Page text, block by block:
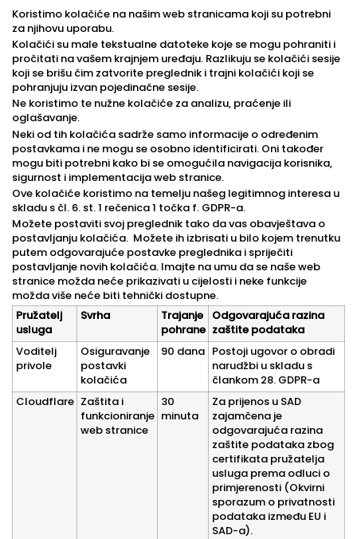
Koristimo kolačiće na našim web stranicama koji su potrebni
za njihovu uporabu.
Kolačići su male tekstualne datoteke koje se mogu pohraniti i
pročitati na vašem krajnjem uređaju. Razlikuju se kolačići sesije
koji se brišu čim zatvorite preglednik i trajni kolačići koji se
pohranjuju izvan pojedinačne sesije.
Ne koristimo te nužne kolačiće za analizu, praćenje ili
oglašavanje.
Neki od tih kolačića sadrže samo informacije o određenim
postavkama i ne mogu se osobno identificirati. Oni također
mogu biti potrebni kako bi se omogućila navigacija korisnika,
sigurnost i implementacija web stranice.
Ove kolačiće koristimo na temelju našeg legitimnog interesa u
skladu s čl. 6. st. 1 rečenica 1 točka f. GDPR-a.
Možete postaviti svoj preglednik tako da vas obavještava o
postavljanju kolačića. Možete ih izbrisati u bilo kojem trenutku
putem odgovarajuće postavke preglednika i spriječiti
postavljanje novih kolačića. Imajte na umu da se naše web
stranice možda neće prikazivati u cijelosti i neke funkcije
možda više neće biti tehnički dostupne.
Pružatelj
usluga
Svrha
Trajanje
pohrane
Odgovarajuća razina
zaštite podataka
Voditelj
privole
Osiguravanje
postavki
kolačića
90 dana Postoji ugovor o obradi
narudžbi u skladu s
člankom 28. GDPR-a
Cloudflare Zaštita i
funkcioniranje
web stranice
30
minuta
Za prijenos u SAD
zajamčena je
odgovarajuća razina
zaštite podataka zbog
certifikata pružatelja
usluga prema odluci o
primjerenosti (Okvirni
sporazum o privatnosti
podataka između EU i
SAD-a).